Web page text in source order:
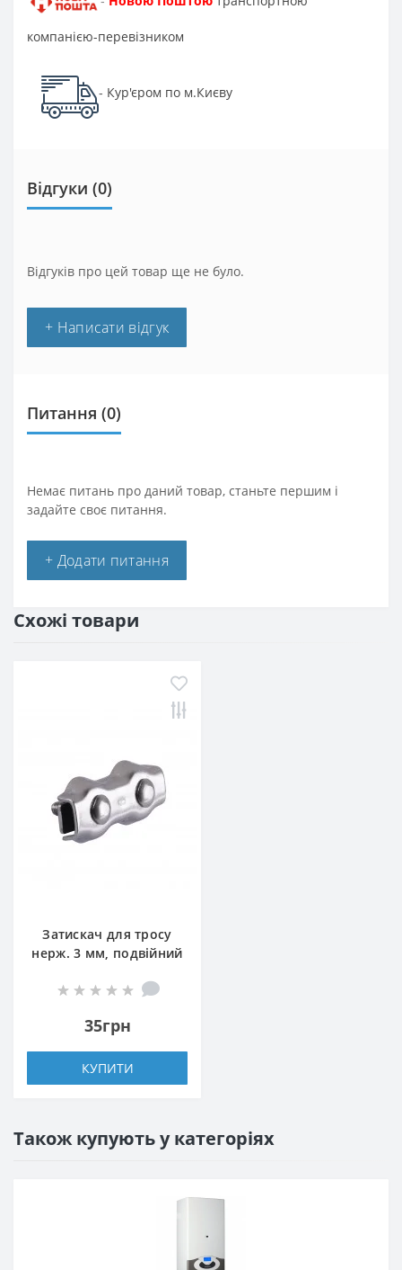
компанією-перевізником
- Кур'єром по м.Києву
Відгуки (0)
Відгуків про цей товар ще не було.
+ Написати відгук
Питання (0)
Немає питань про даний товар, станьте першим і
задайте своє питання.
+ Додати питання
Схожі товари
Затискач для тросу
нерж. 3 мм, подвійний
35грн
КУПИТИ
Також купують у категоріях